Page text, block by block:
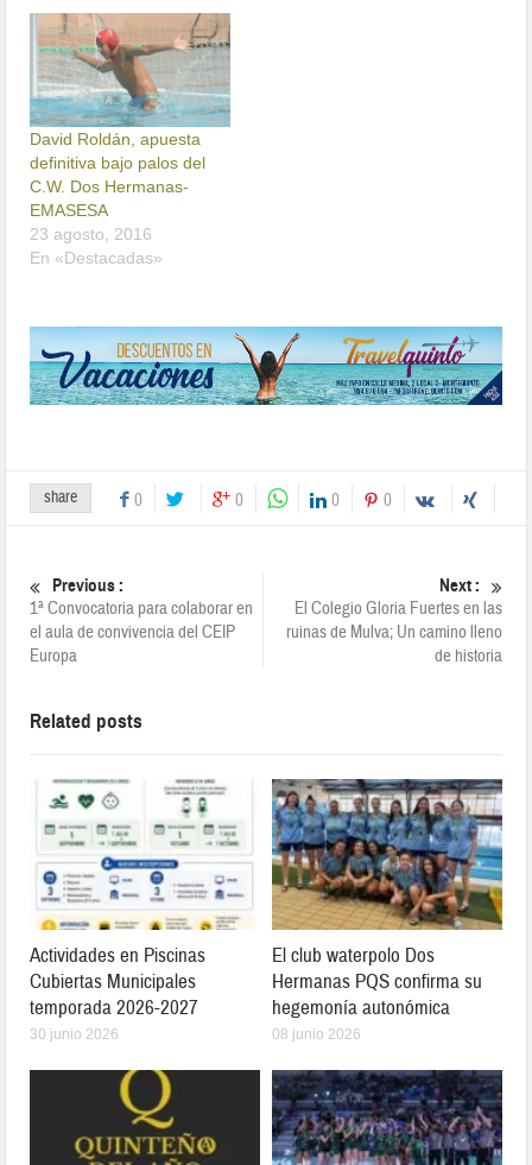
David Roldán, apuesta
definitiva bajo palos del
C.W. Dos Hermanas-
EMASESA
23 agosto, 2016
En «Destacadas»
share 0 0 0 0
Previous :
1ª Convocatoria para colaborar en
el aula de convivencia del CEIP
Europa
Next :
El Colegio Gloria Fuertes en las
ruinas de Mulva; Un camino lleno
de historia
Related posts
Actividades en Piscinas
Cubiertas Municipales
temporada 2026-2027
30 junio 2026
El club waterpolo Dos
Hermanas PQS confirma su
hegemonía autonómica
08 junio 2026